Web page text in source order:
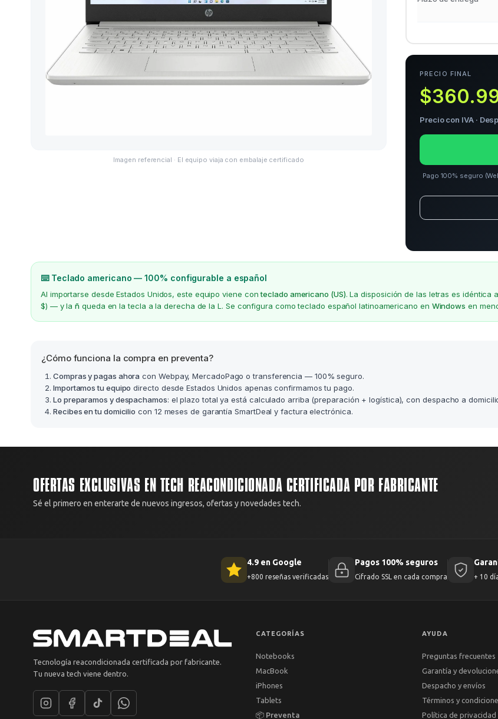
Imagen referencial · El equipo viaja con embalaje certificado
PRECIO FINAL
Precio con IVA ·
Pago 100% seguro
⌨️ Teclado americano — 100% configurable a español
Al importarse desde Estados Unidos, este equipo viene conteclado americano (US). La disposición de las letras es
$) — y lañ queda en la tecla a la derecha de la L. Se configura como teclado español latinoamericano en Windows en
¿Cómo funciona la compra en preventa?
Compras y pagas ahora con Webpay, MercadoPago o transferencia — 100% seguro.
Importamos tu equipo directo desde Estados Unidos apenas confirmamos tu pago.
Lo preparamos y despachamos: el plazo total ya está calculado arriba (preparación + logística), con despacho a
Recibes en tu domicilio con 12 meses de garantía SmartDeal y factura electrónica.
OFERTAS EXCLUSIVAS EN TECH REACONDICIONADA CERTIFICADA POR FABRICANTE
Sé el primero en enterarte de nuevos ingresos, ofertas y novedades tech.
4.9 en Google
+800 reseñas verificadas
Pagos 100% seguros
Cifrado SSL en cada compra + 10
Tecnología reacondicionada certificada por fabricante.
Tu nueva tech viene dentro.
CATEGORÍAS
Notebooks
MacBook
iPhones
Tablets
📦 Preventa
AYUDA
Preguntas frecuentes
Garantía y
Despacho y envíos
Términos y
Política de privacidad